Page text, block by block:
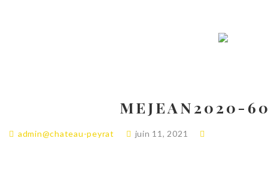
MEJEAN2020-
admin@chateau-peyrat juin 11, 2021